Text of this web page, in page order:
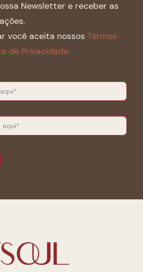
Newsletter e receber as
você aceita nossos Termos
de Privacidade.